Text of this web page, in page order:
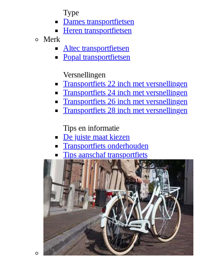
Type
Dames transportfietsen
Heren transportfietsen
Merk
Altec transportfietsen
Popal transportfietsen
Versnellingen
Transportfiets 22 inch met versnellingen
Transportfiets 24 inch met versnellingen
Transportfiets 26 inch met versnellingen
Transportfiets 28 inch met versnellingen
Tips en informatie
De juiste maat kiezen
Transportfiets onderhouden
Tips aanschaf transportfiets